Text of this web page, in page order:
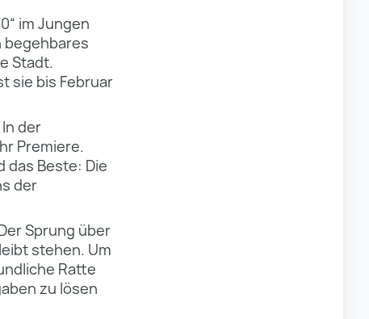
im Jungen
begehbares
Stadt.
sie bis Februar
der
Premiere.
das Beste: Die
der
Sprung über
stehen. Um
Ratte
zu lösen